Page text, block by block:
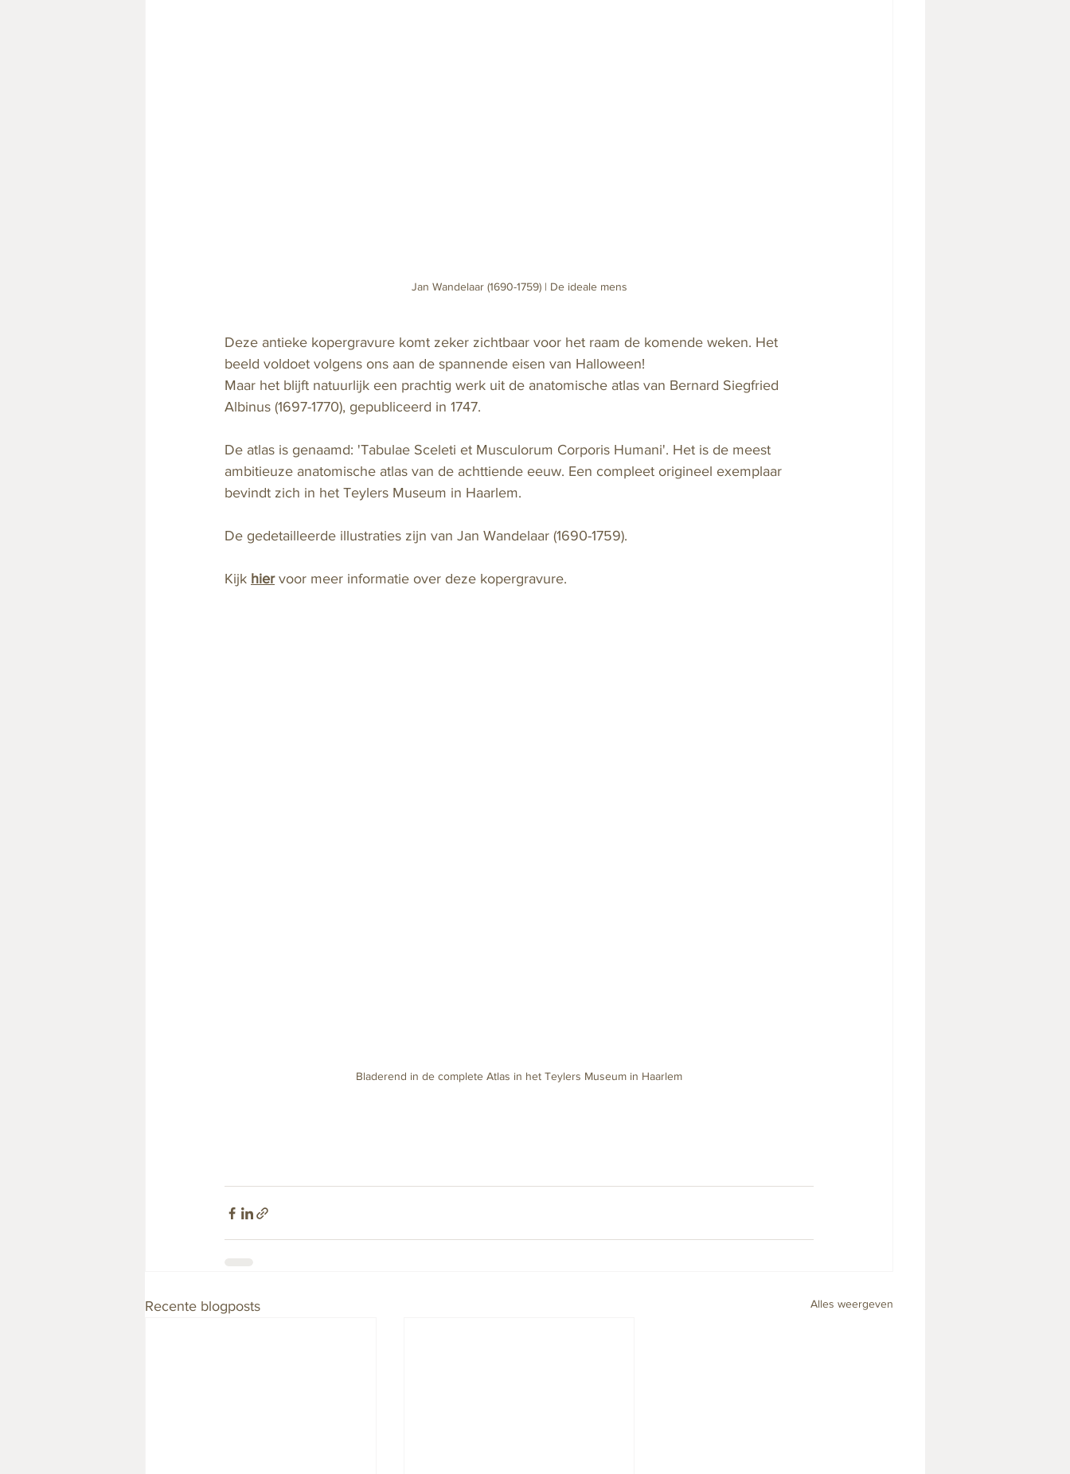
Jan Wandelaar (1690-1759) | De ideale mens
Deze antieke kopergravure komt zeker zichtbaar voor het raam de komende weken. Het
beeld voldoet volgens ons aan de spannende eisen van Halloween!
Maar het blijft natuurlijk een prachtig werk uit de anatomische atlas van Bernard Siegfried
Albinus (1697-1770), gepubliceerd in 1747.
De atlas is genaamd: 'Tabulae Sceleti et Musculorum Corporis Humani'. Het is de meest
ambitieuze anatomische atlas van de achttiende eeuw. Een compleet origineel exemplaar
bevindt zich in het Teylers Museum in Haarlem.
De gedetailleerde illustraties zijn van Jan Wandelaar (1690-1759).
Kijk hier voor meer informatie over deze kopergravure.
Bladerend in de complete Atlas in het Teylers Museum in Haarlem
Recente blogposts Alles weergeven